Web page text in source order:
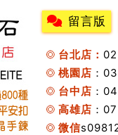
留言版
台北店：
桃園店 ：
台中店 ：
高雄店 ：
微信